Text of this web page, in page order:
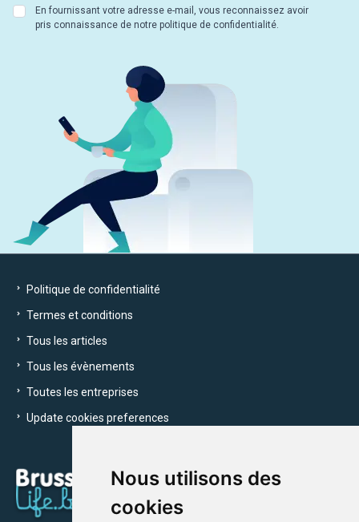
Nous utilisons des
cookies
En fournissant votre adresse e-mail, vous reconnaissez avoir
pris connaissance de notre politique de confidentialité.
Politique de confidentialité
Termes et conditions
Tous les articles
Tous les évènements
Toutes les entreprises
Update cookies preferences